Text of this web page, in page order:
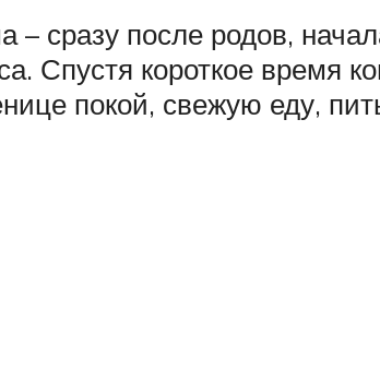
– сразу после родов,
Спустя короткое время
покой, свежую еду,